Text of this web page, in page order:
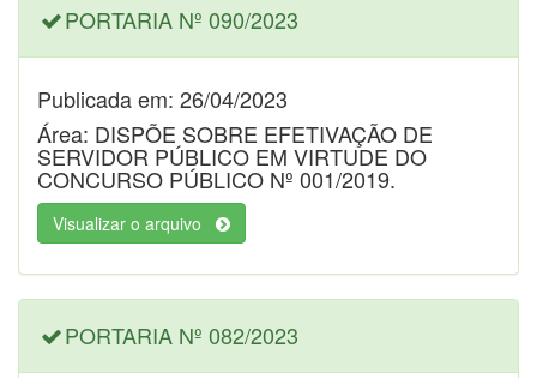
PORTARIA Nº 090/2023
Publicada em: 26/04/2023
Área: DISPÕE SOBRE EFETIVAÇÃO DE
SERVIDOR PÚBLICO EM VIRTUDE DO
CONCURSO PÚBLICO Nº 001/2019.
Visualizar o arquivo
PORTARIA Nº 082/2023